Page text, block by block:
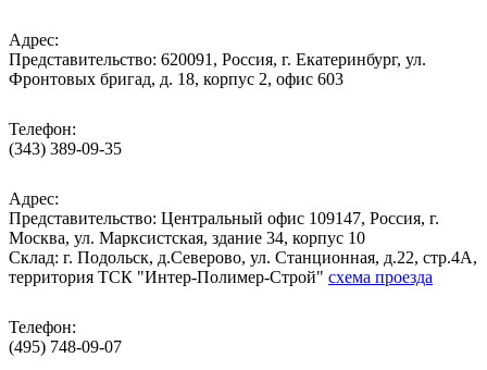
Адрес:
Представительство: 620091, Россия, г. Екатеринбург, ул.
Фронтовых бригад, д. 18, корпус 2, офис 603
Телефон:
(343) 389-09-35
Адрес:
Представительство: Центральный офис 109147, Россия, г.
Москва, ул. Марксистская, здание 34, корпус 10
Cклад: г. Подольск, д.Северово, ул. Станционная, д.22, стр.4А,
территория ТСК "Интер-Полимер-Строй" схема проезда
Телефон:
(495) 748-09-07